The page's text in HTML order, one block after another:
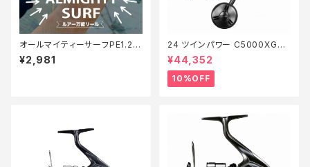
オールマイティーサーフPE1.2 2
00m【Tオリ】
¥2,981
24 ツインパワー C5000XG
【継続セール_リール】【10】
¥44,352
10%OFF